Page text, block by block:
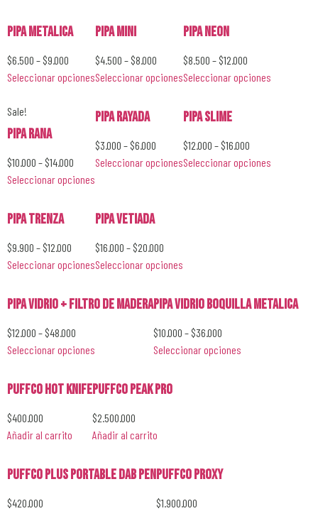
Pipa Metalica
$6.500 – $9.000
Seleccionar opciones
Pipa Mini
$4.500 – $8.000
Seleccionar opciones
Pipa Neon
$8.500 – $12.000
Seleccionar opciones
Sale!
Pipa Rana
$10.000 – $14.000
Seleccionar opciones
Pipa Rayada
$3.000 – $6.000
Seleccionar opciones
Pipa Slime
$12.000 – $16.000
Seleccionar opciones
Pipa Trenza
$9.900 – $12.000
Seleccionar opciones
Pipa Vetiada
$16.000 – $20.000
Seleccionar opciones
Pipa Vidrio + Filtro de Madera
$12.000 – $48.000
Seleccionar opciones
Pipa Vidrio Boquilla Metalica
$10.000 – $36.000
Seleccionar opciones
PUFFCO HOT KNIFE
$400.000
Añadir al carrito
PUFFCO PEAK PRO
$2.500.000
Añadir al carrito
PUFFCO PLUS PORTABLE DAB PEN
$420.000
PUFFCO Proxy
$1.900.000